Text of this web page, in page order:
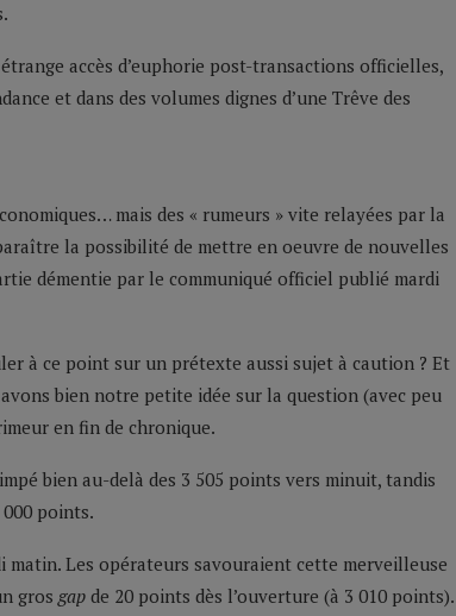
accès d’euphorie post-transactions officielles,
et dans des volumes dignes d’une Trêve des
mais des « rumeurs » vite relayées par la
la possibilité de mettre en oeuvre de nouvelles
démentie par le communiqué officiel publié mardi
à ce point sur un prétexte aussi sujet à caution ? Et
bien notre petite idée sur la question (avec peu
en fin de chronique.
bien au-delà des 3 505 points vers minuit, tandis
points.
Les opérateurs savouraient cette merveilleuse
gros gap de 20 points dès l’ouverture (à 3 010 points).